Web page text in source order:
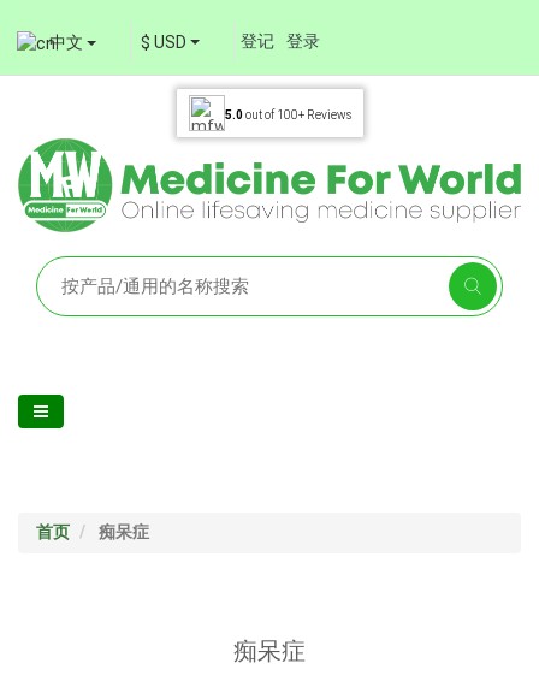
中文 $ USD 登记 登录
5.0out of 100+ Reviews
首页 痴呆症
痴呆症